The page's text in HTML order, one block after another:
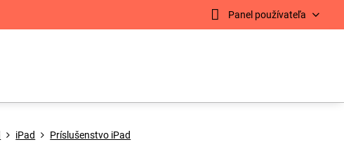
Panel používateľa
iPad Príslušenstvo iPad